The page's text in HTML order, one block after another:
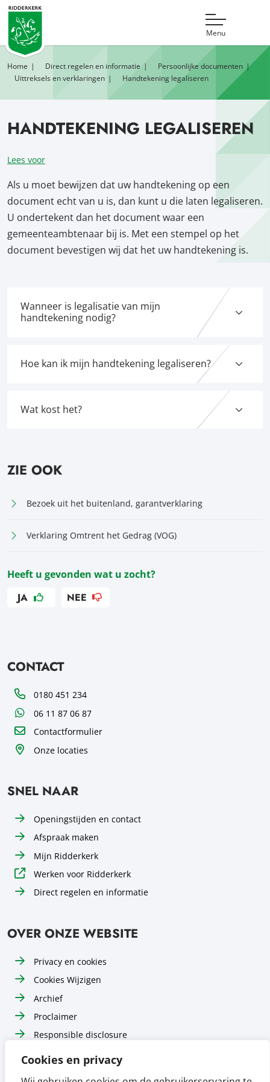
Cookies en privacy
Menu
Home Direct regelen en informatie
Persoonlijke documenten
Uittreksels en verklaringen
Handtekening legaliseren
HANDTEKENING LEGALISEREN
Lees voor
Als u moet bewijzen dat uw handtekening op een
document echt van u is, dan kunt u die laten legaliseren.
U ondertekent dan het document waar een
gemeenteambtenaar bij is. Met een stempel op het
document bevestigen wij dat het uw handtekening is.
Wanneer is legalisatie van mijn
handtekening nodig?
Hoe kan ik mijn handtekening legaliseren?
Wat kost het?
ZIE OOK
Bezoek uit het buitenland, garantverklaring
Verklaring Omtrent het Gedrag (VOG)
Heeft u gevonden wat u zocht?
JA NEE
CONTACT
Telefoon0180 451 234
WhatsApp06 11 87 06 87
Contactformulier
Onze locaties
SNEL NAAR
Openingstijden en contact
Afspraak maken
Mijn Ridderkerk
Werken voor Ridderkerk
Direct regelen en informatie
OVER ONZE WEBSITE
Privacy en cookies
Cookies Wijzigen
Archief
Proclaimer
Responsible disclosure
Toegankelijkheid